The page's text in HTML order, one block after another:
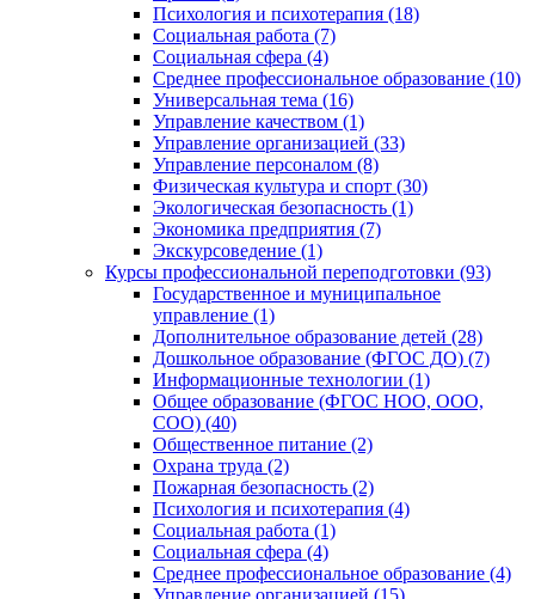
Психология и психотерапия (18)
Социальная работа (7)
Социальная сфера (4)
Среднее профессиональное образование (10)
Универсальная тема (16)
Управление качеством (1)
Управление организацией (33)
Управление персоналом (8)
Физическая культура и спорт (30)
Экологическая безопасность (1)
Экономика предприятия (7)
Экскурсоведение (1)
Курсы профессиональной переподготовки (93)
Государственное и муниципальное
управление (1)
Дополнительное образование детей (28)
Дошкольное образование (ФГОС ДО) (7)
Информационные технологии (1)
Общее образование (ФГОС НОО, ООО,
СОО) (40)
Общественное питание (2)
Охрана труда (2)
Пожарная безопасность (2)
Психология и психотерапия (4)
Социальная работа (1)
Социальная сфера (4)
Среднее профессиональное образование (4)
Управление организацией (15)